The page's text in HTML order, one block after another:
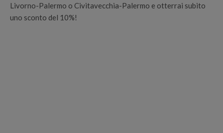
Livorno-Palermo o Civitavecchia-Palermo e otterrai subito
uno sconto del 10%!